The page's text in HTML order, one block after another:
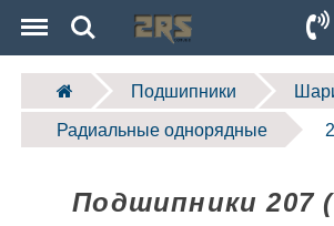
Search
Подшипники
Радиальные однорядные
Подшипники 207 (